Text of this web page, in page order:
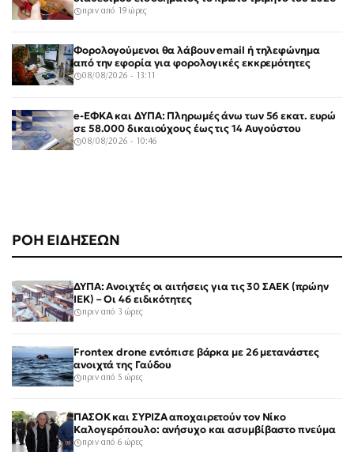
ΡΟΗ ΕΙΔΗΣΕΩΝ
ΔΥΠΑ: Ανοιχτές οι αιτήσεις για τις 30 ΣΑΕΚ (πρώην
ΙΕΚ) – Οι 46 ειδικότητες
πριν από 3 ώρες
Frontex drone εντόπισε βάρκα με 26 μετανάστες
ανοιχτά της Γαύδου
πριν από 5 ώρες
ΠΑΣΟΚ και ΣΥΡΙΖΑ αποχαιρετούν τον Νίκο
Καλογερόπουλο: ανήσυχο και ασυμβίβαστο πνεύμα
πριν από 6 ώρες
πριν από 19 ώρες
Φορολογούμενοι θα λάβουν email ή τηλεφώνημα
από την εφορία για φορολογικές εκκρεμότητες
08/08/2026 - 13:11
e-ΕΦΚΑ και ΔΥΠΑ: Πληρωμές άνω των 56 εκατ. ευρώ
σε 58.000 δικαιούχους έως τις 14 Αυγούστου
08/08/2026 - 10:46